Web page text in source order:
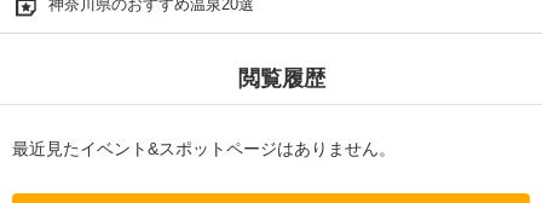
神奈川県のおすすめ温泉20選
閲覧履歴
最近見たイベント&スポットページはありません。